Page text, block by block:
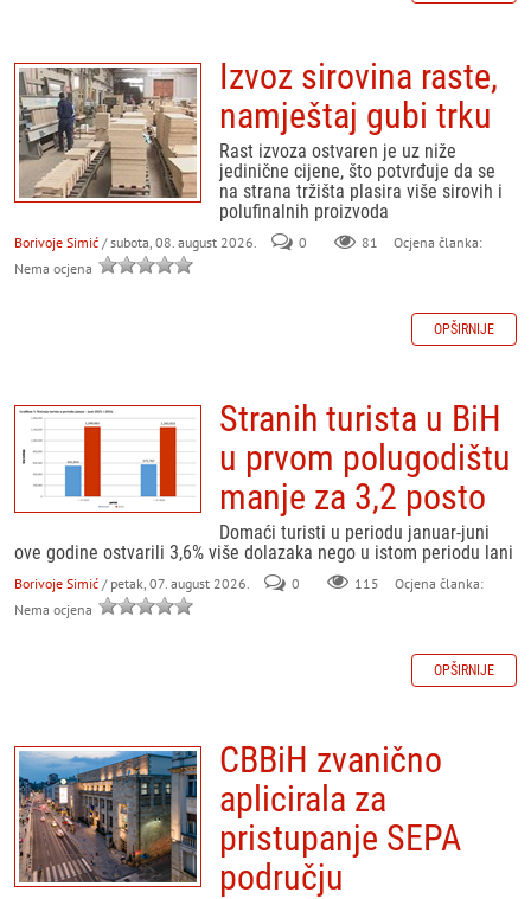
Izvoz sirovina raste,
namještaj gubi trku
Rast izvoza ostvaren je uz niže
jedinične cijene, što potvrđuje da se
na strana tržišta plasira više sirovih i
polufinalnih proizvoda
Borivoje Simić / subota, 08. august 2026. 0 81
Ocjena članka:
Nema ocjena
OPŠIRNIJE
Stranih turista u BiH
u prvom polugodištu
manje za 3,2 posto
Domaći turisti u periodu januar-juni
ove godine ostvarili 3,6% više dolazaka nego u istom periodu lani
Borivoje Simić / petak, 07. august 2026. 0 115
Ocjena članka:
Nema ocjena
OPŠIRNIJE
CBBiH zvanično
aplicirala za
pristupanje SEPA
području